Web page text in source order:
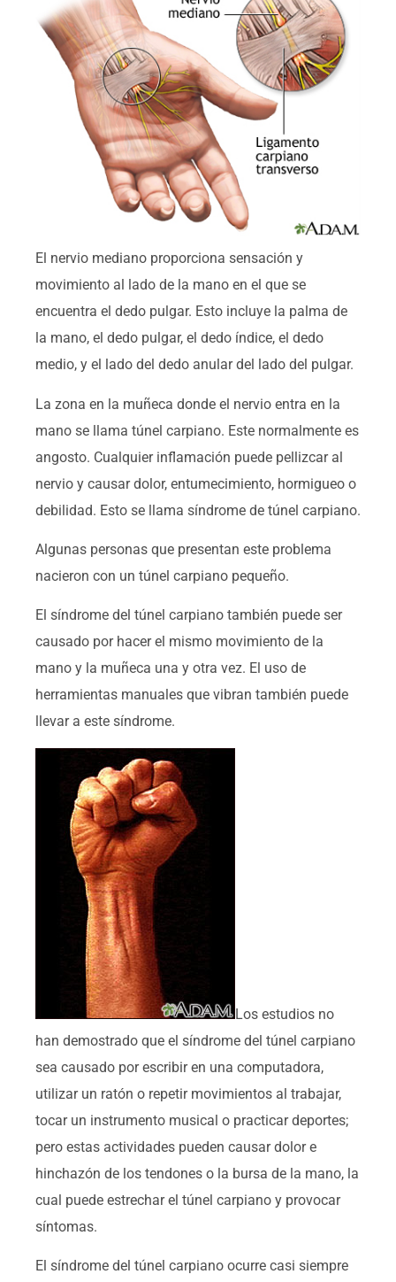
El nervio mediano proporciona sensación y
movimiento al lado de la mano en el que se
encuentra el dedo pulgar. Esto incluye la palma de
la mano, el dedo pulgar, el dedo índice, el dedo
medio, y el lado del dedo anular del lado del pulgar.
La zona en la muñeca donde el nervio entra en la
mano se llama túnel carpiano. Este normalmente es
angosto. Cualquier inflamación puede pellizcar al
nervio y causar dolor, entumecimiento, hormigueo o
debilidad. Esto se llama síndrome de túnel carpiano.
Algunas personas que presentan este problema
nacieron con un túnel carpiano pequeño.
El síndrome del túnel carpiano también puede ser
causado por hacer el mismo movimiento de la
mano y la muñeca una y otra vez. El uso de
herramientas manuales que vibran también puede
llevar a este síndrome.
Los estudios no
han demostrado que el síndrome del túnel carpiano
sea causado por escribir en una computadora,
utilizar un ratón o repetir movimientos al trabajar,
tocar un instrumento musical o practicar deportes;
pero estas actividades pueden causar dolor e
hinchazón de los tendones o la bursa de la mano, la
cual puede estrechar el túnel carpiano y provocar
síntomas.
El síndrome del túnel carpiano ocurre casi siempre